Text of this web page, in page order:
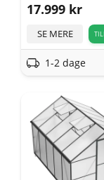
17.999 kr
SE MERE
1-2 dage